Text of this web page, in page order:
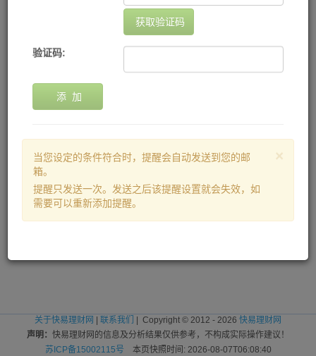
获取验证码
验证码:
添 加
×
当您设定的条件符合时，提醒会自动发送到您的邮
箱。
提醒只发送一次。发送之后该提醒设置就会失效，如
需要可以重新添加提醒。
关于快易理财网 联系我们 | Copyright © 2012 - 2026 快易理财网
声明： 快易理财网的信息及分析结果仅供参考，不构成实际操作建议！
苏ICP备15002115号 本页快照时间: 2026-08-07T06:08:40